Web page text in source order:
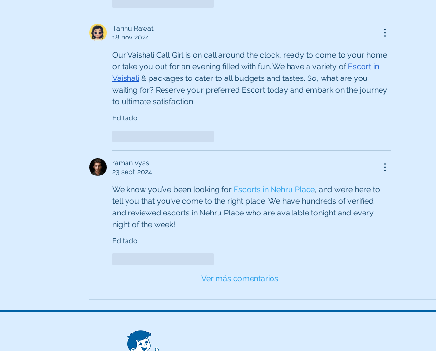
Tannu Rawat
18 nov 2024
Our Vaishali Call Girl is on call around the clock, ready to come to your home
or take you out for an evening filled with fun. We have a variety of Escort in
Vaishali & packages to cater to all budgets and tastes. So, what are you
waiting for? Reserve your preferred Escort today and embark on the journey
to ultimate satisfaction.
Editado
raman vyas
23 sept 2024
We know you’ve been looking for Escorts in Nehru Place, and we’re here to
tell you that you’ve come to the right place. We have hundreds of verified
and reviewed escorts in Nehru Place who are available tonight and every
night of the week!
Editado
Ver más comentarios